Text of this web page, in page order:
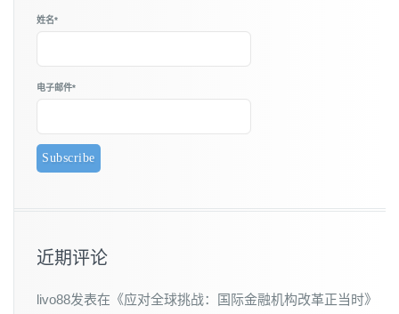
姓名*
电子邮件*
近期评论
livo88发表在《应对全球挑战：国际金融机构改革正当时》